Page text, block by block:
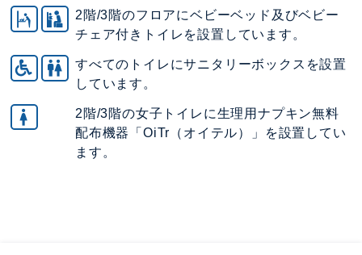
2階/3階のフロアにベビーベッド及びベビー
チェア付きトイレを設置しています。
すべてのトイレにサニタリーボックスを設置
しています。
2階/3階の女子トイレに生理用ナプキン無料
配布機器「OiTr（オイテル）」を設置してい
ます。